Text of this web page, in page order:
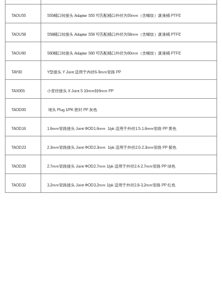
TAOU55 S55桶口转接头 Adapter S55 可匹配桶口外径为55mm（含螺纹）废液桶 PTFE
TAOU58 S58桶口转接头 Adapter S58 可匹配桶口外径为58mm（含螺纹）废液桶 PTFE
TAOU60 S60桶口转接头 Adapter S60 可匹配桶口外径为60mm（含螺纹）废液桶 PTFE
TAY00 Y型接头 Y Joint 适用于内径6-9mm管路 PP
TAX00S 小变径接头 X Joint S 10mm转6mm PP
TAOD00 堵头 Plug 1/PK 密封 PP 灰色
TAOD16 1.6mm管路接头 Joint ΦOD1.6mm 1/pk 适用于外径1.5-1.6mm管路 PP 黄色
TAOD23 2.3mm管路接头 Joint ΦOD2.3mm 1/pk 适用于外径2.0-2.3mm管路 PP 紫色
TAOD26 2.7mm管路接头 Joint ΦOD2.7mm 1/pk 适用于外径2.4-2.7mm管路 PP 绿色
TAOD32 3.2mm管路接头 Joint ΦOD3.2mm 1/pk 适用于外径2.8-3.2mm管路 PP 红色